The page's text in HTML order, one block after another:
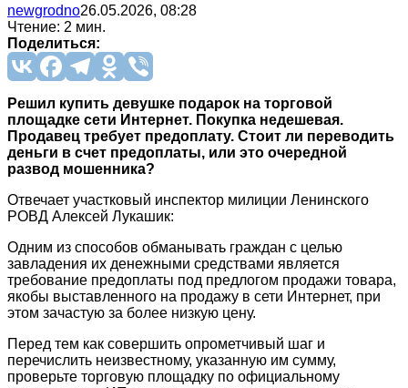
newgrodno26.05.2026, 08:28
Чтение: 2 мин.
Поделиться:
Решил купить девушке подарок на торговой
площадке сети Интернет. Покупка недешевая.
Продавец требует предоплату. Стоит ли переводить
деньги в счет предоплаты, или это очередной
развод мошенника?
Отвечает участковый инспектор милиции Ленинского
РОВД Алексей Лукашик:
Одним из способов обманывать граждан с целью
завладения их денежными средствами является
требование предоплаты под предлогом продажи товара,
якобы выставленного на продажу в сети Интернет, при
этом зачастую за более низкую цену.
Перед тем как совершить опрометчивый шаг и
перечислить неизвестному, указанную им сумму,
проверьте торговую площадку по официальному